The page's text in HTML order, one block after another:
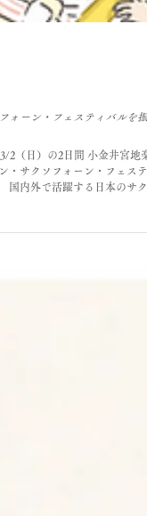
ォーン・フェスティバルを振
（日）の2日間 小金井宮地
音楽大学・専門学校、そし